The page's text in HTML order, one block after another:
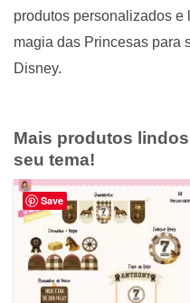
produtos personalizados e
magia das Princesas para
Disney.
Mais produtos
seu tema!
Save